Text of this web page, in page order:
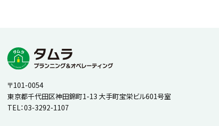
〒101-0054
東京都千代田区神田錦町1-13 大手町宝栄ビル601号室
TEL：03-3292-1107